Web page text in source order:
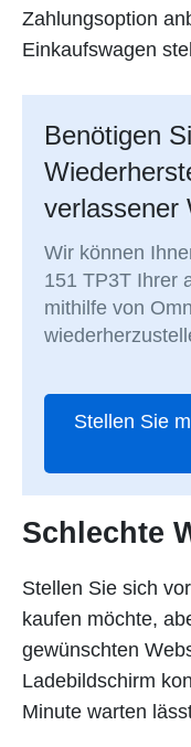
Zahlungsoption
Einkaufswagen
Benötigen
verlassener
Wir können
151 TP3T Ihrer
mithilfe von
Stellen Sie
Schlechte
Stellen Sie sich
kaufen möchte,
gewünschten
Ladebildschirm
Minute warten